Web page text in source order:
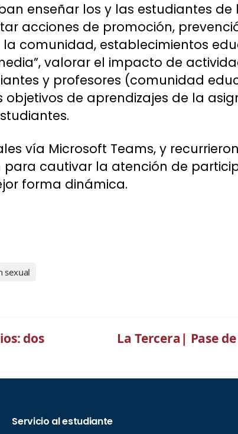
enseñar los y las estudiantes
acciones de promoción,
comunidad, establecimientos
valorar el impacto de
y profesores (comunidad
objetivos de aprendizajes de la
vía Microsoft Teams, y
cautivar la atención de
forma dinámica.
sexual
dos
La Tercera| Pase